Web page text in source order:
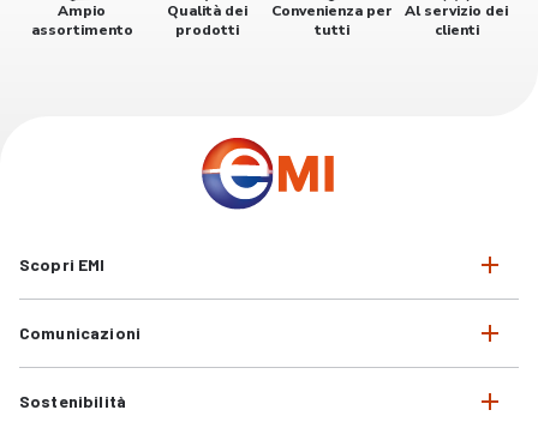
Ampio
assortimento
Qualità dei
prodotti
Convenienza per
tutti
Al servizio dei
clienti
Scopri EMI
Comunicazioni
Sostenibilità